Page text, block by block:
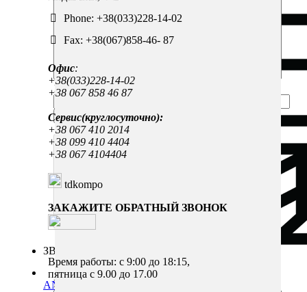
1+4=
ЗВОНОК
Закажите звонок
Краткое Сообщение с Номером
ANDHER
Phone: +38(033)228-14-02
Fax: +38(067)858-46- 87
Офис:
+38(033)228-14-02
+38 067 858 46 87
Сервис(круглосуточно):
+38 067 410 2014
+38 099 410 4404
+38 067 4104404
tdkompo
ЗАКАЖИТЕ ОБРАТНЫЙ ЗВОНОК
Время работы: с 9:00 до 18:15,
пятница с 9.00 до 17.00